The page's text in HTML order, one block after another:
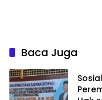
Baca Juga